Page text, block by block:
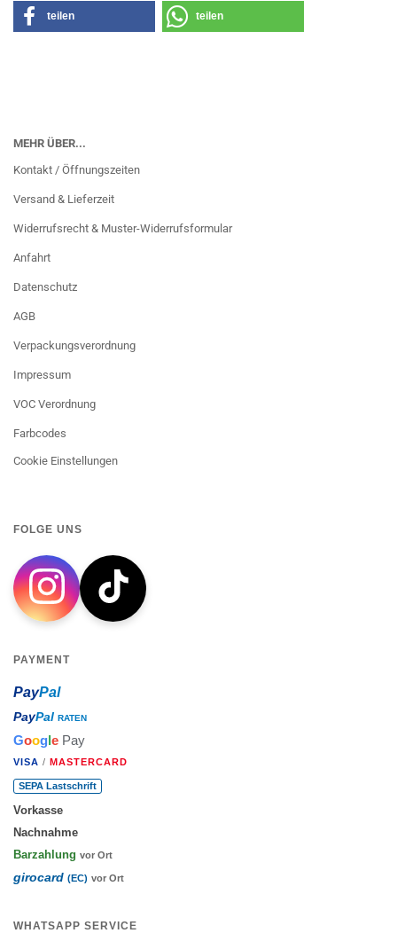
teilen teilen
MEHR ÜBER...
Kontakt / Öffnungszeiten
Versand & Lieferzeit
Widerrufsrecht & Muster-Widerrufsformular
Anfahrt
Datenschutz
AGB
Verpackungsverordnung
Impressum
VOC Verordnung
Farbcodes
Cookie Einstellungen
FOLGE UNS
PAYMENT
PayPal
PayPal RATEN
Google Pay
VISA / MASTERCARD
SEPA Lastschrift
Vorkasse
Nachnahme
Barzahlung vor Ort
girocard (EC) vor Ort
WHATSAPP SERVICE